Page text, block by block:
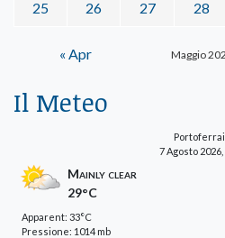
Maggio
25 26 27 28
« Apr
Il Meteo
7 Agosto 2026,
Mainly clear
29°C
Apparent: 33°C
Pressione: 1014 mb